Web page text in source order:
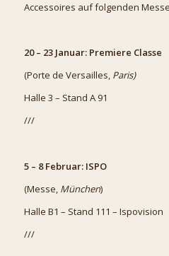
Accessoires auf folgenden
20 – 23 Januar: Premiere Classe
(Porte de Versailles, Paris)
Halle 3 – Stand A 91
///
5 – 8 Februar: ISPO
(Messe, München)
Halle B1 – Stand 111 – Ispovision
///